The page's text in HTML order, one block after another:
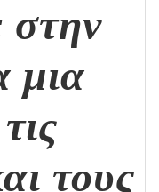
στην
μια
τους